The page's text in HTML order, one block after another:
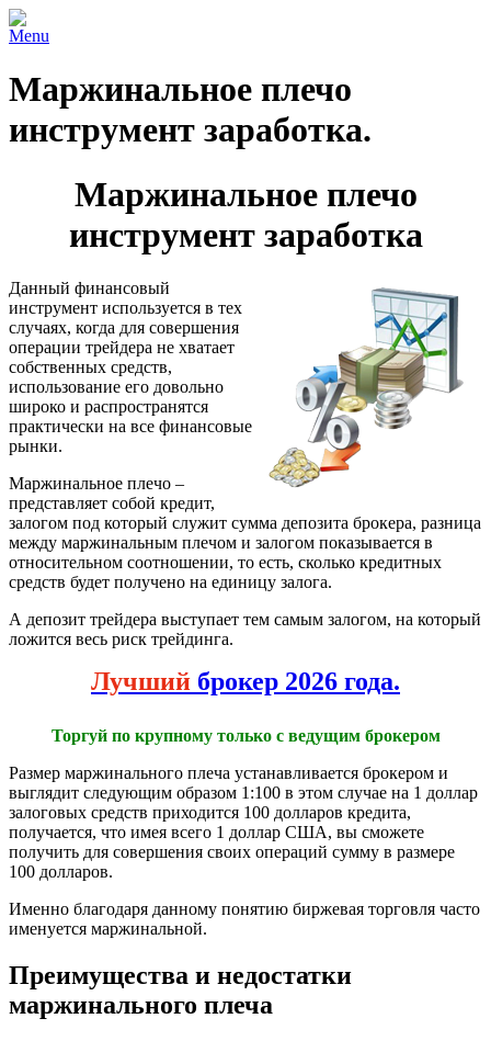
Menu
Маржинальное плечо
инструмент заработка.
Маржинальное плечо
инструмент заработка
Данный финансовый
инструмент используется в тех
случаях, когда для совершения
операции трейдера не хватает
собственных средств,
использование его довольно
широко и распространятся
практически на все финансовые
рынки.
Маржинальное плечо –
представляет собой кредит,
залогом под который служит сумма депозита брокера, разница
между маржинальным плечом и залогом показывается в
относительном соотношении, то есть, сколько кредитных
средств будет получено на единицу залога.
А депозит трейдера выступает тем самым залогом, на который
ложится весь риск трейдинга.
Лучший брокер 2026 года.
Торгуй по крупному только с ведущим брокером
Размер маржинального плеча устанавливается брокером и
выглядит следующим образом 1:100 в этом случае на 1 доллар
залоговых средств приходится 100 долларов кредита,
получается, что имея всего 1 доллар США, вы сможете
получить для совершения своих операций сумму в размере
100 долларов.
Именно благодаря данному понятию биржевая торговля часто
именуется маржинальной.
Преимущества и недостатки
маржинального плеча